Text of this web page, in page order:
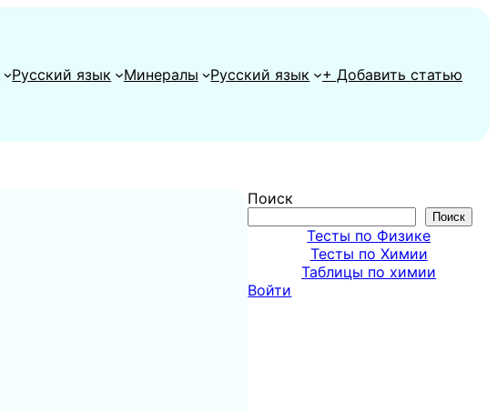
Русский язык Минералы Русский язык + Добавить статью
Поиск
Поиск
Тесты по Физике
Тесты по Химии
Таблицы по химии
Войти